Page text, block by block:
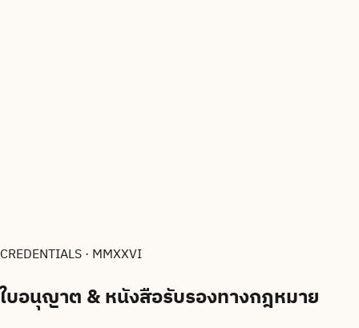
CREDENTIALS · MMXXVI
ใบอนุญาต & หนังสือรับรองทางกฎหมาย